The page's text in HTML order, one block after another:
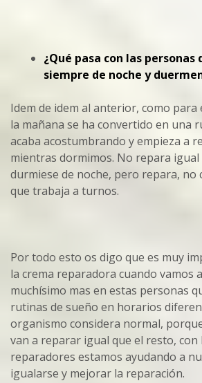
¿Qué pasa con las
siempre de noche y
Idem de idem al anterior, como
la mañana se ha convertido en una
acaba acostumbrando y empieza a
mientras dormimos. No repara igual
durmiese de noche, pero repara, no
que trabaja a turnos.
Por todo esto os digo que es muy
la crema reparadora cuando vamos
muchísimo mas en estas personas
rutinas de sueño en horarios
organismo considera normal,
van a reparar igual que el resto,
reparadores estamos ayudando a
igualarse y mejorar la reparación.